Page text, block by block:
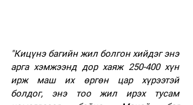
"Кицүнэ багийн жил болгон хийдэг энэ
арга хэмжээнд дор хаяж 250-400 хүн
ирж маш их өргөн цар хүрээтэй
болдог, энэ тоо жил ирэх тусам